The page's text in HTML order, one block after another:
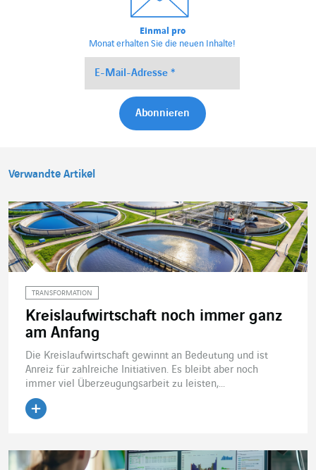
Einmal pro
Monat erhalten Sie die neuen Inhalte!
Verwandte Artikel
TRANSFORMATION
Kreislaufwirtschaft noch immer ganz
am Anfang
Die Kreislaufwirtschaft gewinnt an Bedeutung und ist
Anreiz für zahlreiche Initiativen. Es bleibt aber noch
immer viel Überzeugungsarbeit zu leisten,...